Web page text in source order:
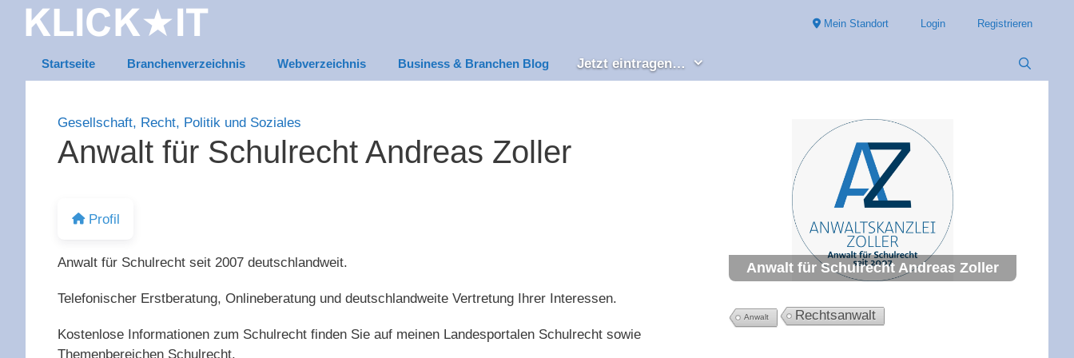
Inhalt
Mein Standort Login Registrieren
Startseite Branchenverzeichnis Webverzeichnis Business & Branchen Blog Jetzt eintragen…
Gesellschaft, Recht, Politik und Soziales
Anwalt für Schulrecht Andreas Zoller
Profil
Anwalt für Schulrecht seit 2007 deutschlandweit.
Telefonischer Erstberatung, Onlineberatung und deutschlandweite Vertretung Ihrer Interessen.
Kostenlose Informationen zum Schulrecht finden Sie auf meinen Landesportalen Schulrecht sowie
Themenbereichen Schulrecht.
Anwalt für Schulrecht Andreas Zoller
Anwalt Rechtsanwalt